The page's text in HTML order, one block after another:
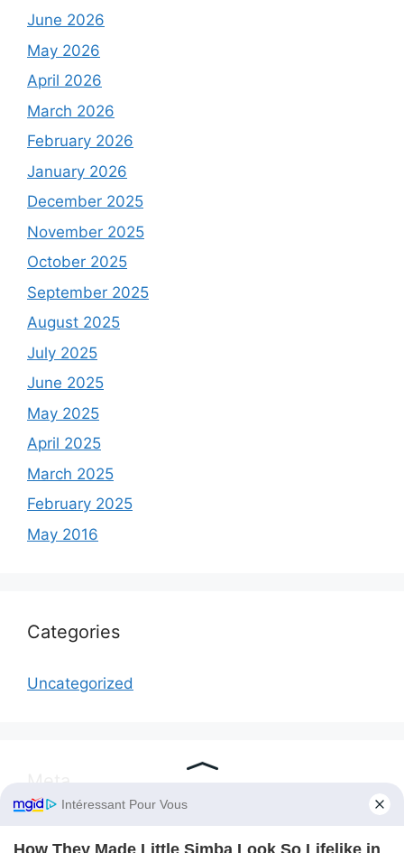
June 2026
May 2026
April 2026
March 2026
February 2026
January 2026
December 2025
November 2025
October 2025
September 2025
August 2025
July 2025
June 2025
May 2025
April 2025
March 2025
February 2025
May 2016
Categories
Uncategorized